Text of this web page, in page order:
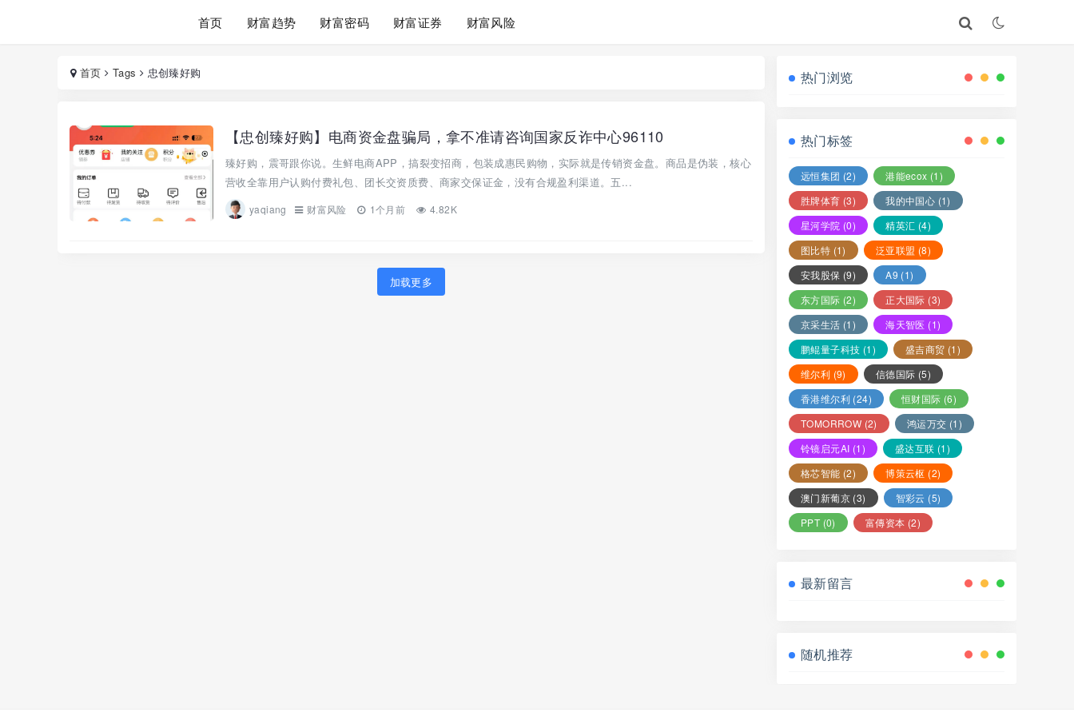
首页 财富趋势 财富密码 财富证券 财富风险
首页 Tags 忠创臻好购
【忠创臻好购】电商资金盘骗局，拿不准请咨询国家反诈中心96110
臻好购，震哥跟你说。生鲜电商APP，搞裂变招商，包装成惠民购物，实际就是传销资金盘。商品是伪装，核心
营收全靠用户认购付费礼包、团长交资质费、商家交保证金，没有合规盈利渠道。五...
yaqiang 财富风险 1个月前 4.82K
加载更多
热门浏览
热门标签
远恒集团 (2) 港能ecox (1)
胜牌体育 (3) 我的中国心 (1)
星河学院 (0) 精英汇 (4)
图比特 (1) 泛亚联盟 (8)
安我股保 (9) A9 (1)
东方国际 (2) 正大国际 (3)
京采生活 (1) 海天智医 (1)
鹏鲲量子科技 (1) 盛吉商贸 (1)
维尔利 (9) 信德国际 (5)
香港维尔利 (24) 恒财国际 (6)
TOMORROW (2) 鸿运万交 (1)
铃镜启元AI (1) 盛达互联 (1)
格芯智能 (2) 博策云枢 (2)
澳门新葡京 (3) 智彩云 (5)
PPT (0) 富傳资本 (2)
最新留言
随机推荐